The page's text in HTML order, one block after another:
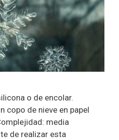
o de encolar.
copo de nieve en papel
media
de realizar esta